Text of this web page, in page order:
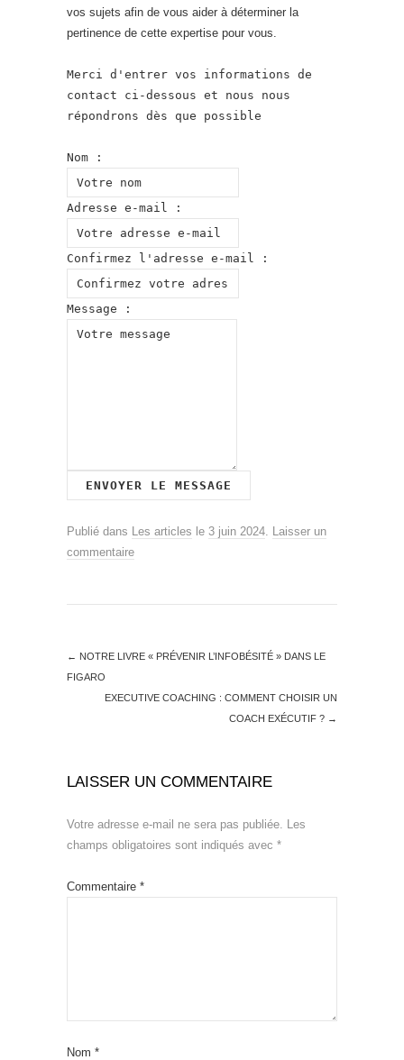
vos sujets afin de vous aider à déterminer la
pertinence de cette expertise pour vous.
Merci d'entrer vos informations de
contact ci-dessous et nous nous
répondrons dès que possible
Nom :
Adresse e-mail :
Confirmez l'adresse e-mail :
Message :
Publié dans Les articles le 3 juin 2024 Laisser un
commentaire
← NOTRE LIVRE « PRÉVENIR L’INFOBÉSITÉ » DANS LE
FIGARO
EXECUTIVE COACHING : COMMENT CHOISIR UN
COACH EXÉCUTIF ? →
LAISSER UN COMMENTAIRE
Votre adresse e-mail ne sera pas publiée. Les
champs obligatoires sont indiqués avec *
Commentaire *
Nom *